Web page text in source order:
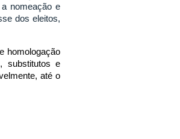
nomeação e
dos eleitos,
homologação
substitutos e
até o